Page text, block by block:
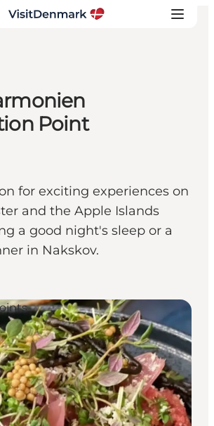
Point
for exciting experiences on
and the Apple Islands
a good night's sleep or a
in Nakskov.